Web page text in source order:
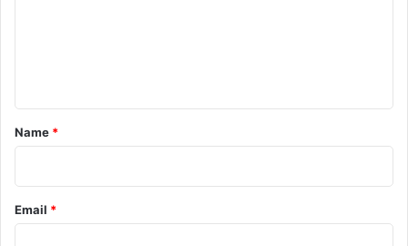
*
Name *
Email *